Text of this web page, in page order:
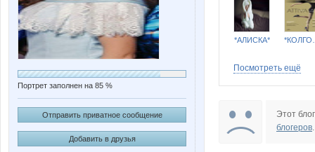
Портрет заполнен на 85 %
Отправить приватное сообщение
Добавить в друзья
*АЛИСКА*
Посмотреть ещё
Этот
блогеров.